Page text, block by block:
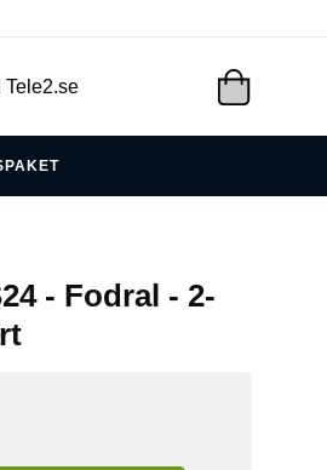
- Fodral - 2-